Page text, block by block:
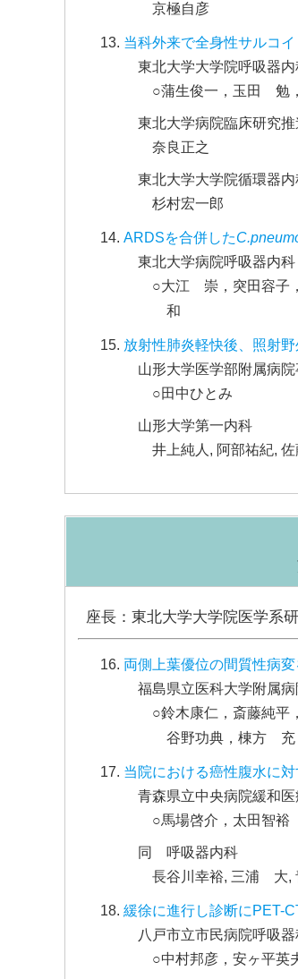
京極自彦
当科外来で全身性サルコ
東北大学大学院呼吸器
○蒲生俊一，玉田 勉
東北大学病院臨床研究
奈良正之
東北大学大学院循環器
杉村宏一郎
ARDSを合併した
東北大学病院呼吸器内科
○大江 崇，突田容子
和
放射性肺炎軽快後、照射
山形大学医学部附属病
○田中ひとみ
山形大学第一内科
井上純人, 阿部祐紀,
座長：東北大学大学院医学
両側上葉優位の間質性病
福島県立医科大学附属
○鈴木康仁，斎藤純
谷野功典，棟方 充
当院における癌性腹水に
青森県立中央病院緩和
○馬場啓介，太田智裕
同 呼吸器内科
長谷川幸裕, 三浦 大,
緩徐に進行し診断にPET-
八戸市立市民病院呼吸器
○中村邦彦，安ヶ平